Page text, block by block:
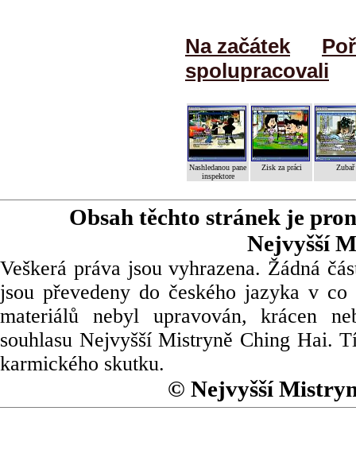
Na začátek
spolupracovali
Nashledanou pane
inspektore
Zisk za práci Zubař
Obsah těchto stránek je
Nejvyšší
Veškerá práva jsou vyhrazena. Žádná
jsou převedeny do českého jazyka v
materiálů nebyl upravován, krácen
souhlasu Nejvyšší Mistryně Ching Hai.
karmického skutku.
© Nejvyšší